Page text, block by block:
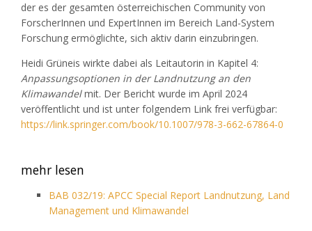
der es der gesamten österreichischen Community von
ForscherInnen und ExpertInnen im Bereich Land-System
Forschung ermöglichte, sich aktiv darin einzubringen.
Heidi Grüneis wirkte dabei als Leitautorin in Kapitel 4:
Anpassungsoptionen in der Landnutzung an den
Klimawandelmit. Der Bericht wurde im April 2024
veröffentlicht und ist unter folgendem Link frei verfügbar:
https://link.springer.com/book/10.1007/978-3-662-67864-0
mehr lesen
BAB 032/19: APCC Special Report Landnutzung, Land
Management und Klimawandel